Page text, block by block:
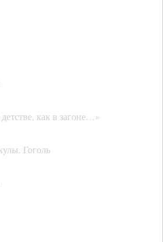
как в загоне…»
Гоголь